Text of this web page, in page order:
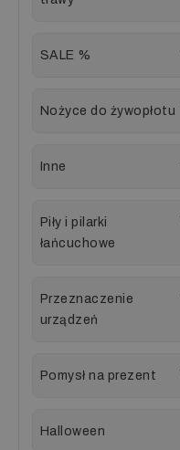
SALE %
Nożyce do żywopłotu
Inne
Piły i pilarki
łańcuchowe
Przeznaczenie
urządzeń
Pomysł na prezent
Halloween